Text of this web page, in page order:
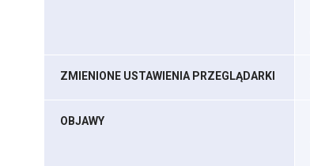
ZMIENIONE USTAWIENIA PRZEGLĄDARKI
OBJAWY